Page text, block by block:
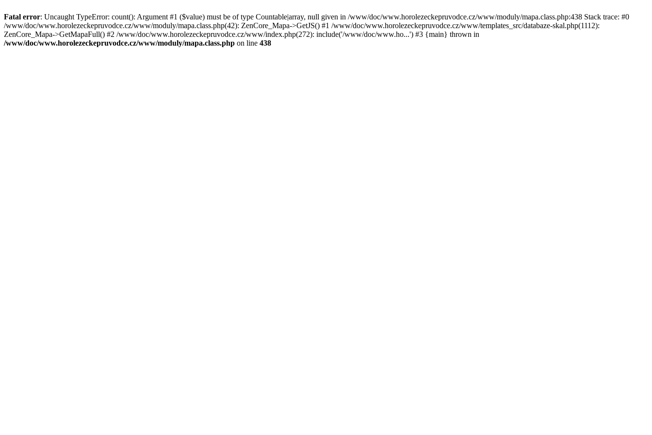
Fatal error: Uncaught TypeError: count(): Argument #1 ($value) must be of type Countable|array, null given in /www/doc/www.horolezeckepruvodce.cz/www/moduly/mapa.class.php:438 Stack trace: #0
/www/doc/www.horolezeckepruvodce.cz/www/moduly/mapa.class.php(42): ZenCore_Mapa->GetJS() #1 /www/doc/www.horolezeckepruvodce.cz/www/templates_src/databaze-skal.php(1112):
ZenCore_Mapa->GetMapaFull() #2 /www/doc/www.horolezeckepruvodce.cz/www/index.php(272): include('/www/doc/www.ho...') #3 {main} thrown in
/www/doc/www.horolezeckepruvodce.cz/www/moduly/mapa.class.php on line 438